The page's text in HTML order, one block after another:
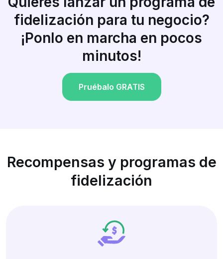
fidelización para tu negocio?
¡Ponlo en marcha en pocos
minutos!
Pruébalo GRATIS
Recompensas y programas de
fidelización